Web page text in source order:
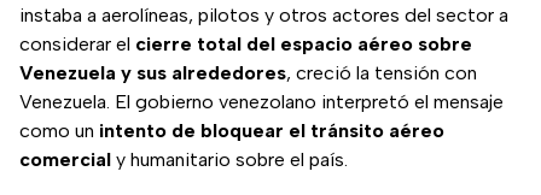
instaba a aerolíneas, pilotos y otros actores del sector a
considerar el cierre total del espacio aéreo sobre
Venezuela y sus alrededores, creció la tensión con
Venezuela. El gobierno venezolano interpretó el mensaje
como un intento de bloquear el tránsito aéreo
comercial y humanitario sobre el país.